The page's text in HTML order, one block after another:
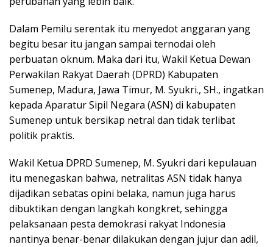
Dalam Pemilu serentak itu menyedot anggaran yang
begitu besar itu jangan sampai ternodai oleh
perbuatan oknum. Maka dari itu, Wakil Ketua Dewan
Perwakilan Rakyat Daerah (DPRD) Kabupaten
Sumenep, Madura, Jawa Timur, M. Syukri., SH., ingatkan
kepada Aparatur Sipil Negara (ASN) di kabupaten
Sumenep untuk bersikap netral dan tidak terlibat
politik praktis.
Wakil Ketua DPRD Sumenep, M. Syukri dari kepulauan
itu menegaskan bahwa, netralitas ASN tidak hanya
dijadikan sebatas opini belaka, namun juga harus
dibuktikan dengan langkah kongkret, sehingga
pelaksanaan pesta demokrasi rakyat Indonesia
nantinya benar-benar dilakukan dengan jujur dan adil,